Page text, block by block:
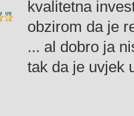
kvalitetna
obzirom da je
... al dobro ja
tak da je uvjek